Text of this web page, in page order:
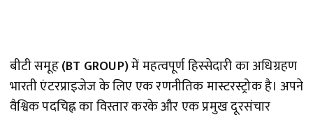
बीटी समूह(BT GROUP)में महत्वपूर्ण हिस्सेदारी का अधिग्रहण
भारती एंटरप्राइजेज के लिए एक रणनीतिक मास्टरस्ट्रोक है। अपने
वैश्विक पदचिह्न का विस्तार करके और एक प्रमुख दूरसंचार